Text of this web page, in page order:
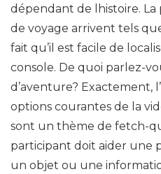
dépendant de lhistoire.
de voyage arrivent tels
fait qu’il est facile de
console. De quoi parlez-
d’aventure? Exactement,
options courantes de la
sont un thème de fetch-
participant doit aider une
un objet ou une